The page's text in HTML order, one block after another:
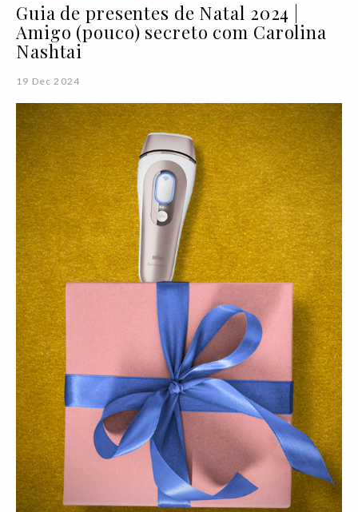
Guia de presentes de Natal 2024 |
Amigo (pouco) secreto com Carolina
Nashtai
19 Dec 2024